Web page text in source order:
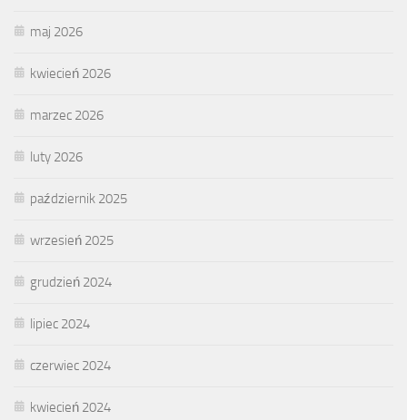
maj 2026
kwiecień 2026
marzec 2026
luty 2026
październik 2025
wrzesień 2025
grudzień 2024
lipiec 2024
czerwiec 2024
kwiecień 2024